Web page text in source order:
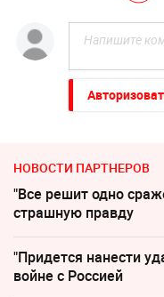
НОВОСТИ ПАРТНЕРОВ
"Все решит одно
страшную правду
"Придется нанести
войне с Россией